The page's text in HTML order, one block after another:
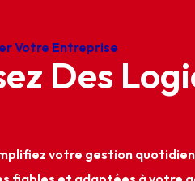
Votre Entreprise
Des
votre gestion